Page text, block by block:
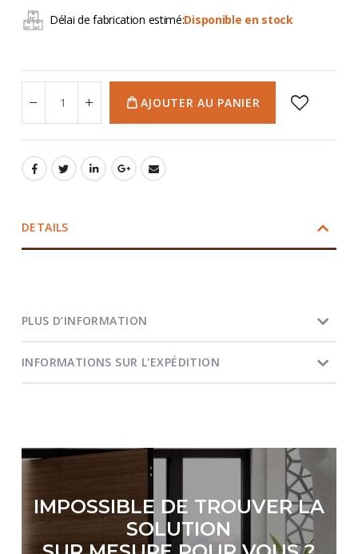
Délai de fabrication estimé:Disponible en stock
AJOUTER AU PANIER
DETAILS
PLUS D’INFORMATION
INFORMATIONS SUR L'EXPÉDITION
IMPOSSIBLE DE TROUVER LA
SOLUTION